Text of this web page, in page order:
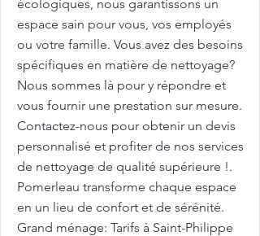
écologiques, nous garantissons un
espace sain pour vous, vos employés
ou votre famille. Vous avez des besoins
spécifiques en matière de nettoyage?
Nous sommes là pour y répondre et
vous fournir une prestation sur mesure.
Contactez-nous pour obtenir un devis
personnalisé et profiter de nos services
de nettoyage de qualité supérieure !.
Pomerleau transforme chaque espace
en un lieu de confort et de sérénité.
Grand ménage: Tarifs à Saint-Philippe